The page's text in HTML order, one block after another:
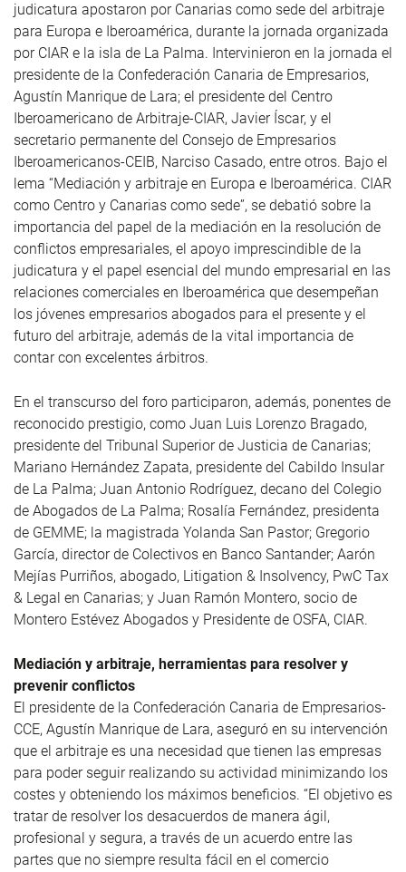
judicatura apostaron por Canarias como sede del arbitraje
para Europa e Iberoamérica, durante la jornada organizada
por CIAR e la isla de La Palma. Intervinieron en la jornada el
presidente de la Confederación Canaria de Empresarios,
Agustín Manrique de Lara; el presidente del Centro
Iberoamericano de Arbitraje-CIAR, Javier Íscar, y el
secretario permanente del Consejo de Empresarios
Iberoamericanos-CEIB, Narciso Casado, entre otros. Bajo el
lema “Mediación y arbitraje en Europa e Iberoamérica. CIAR
como Centro y Canarias como sede”, se debatió sobre la
importancia del papel de la mediación en la resolución de
conflictos empresariales, el apoyo imprescindible de la
judicatura y el papel esencial del mundo empresarial en las
relaciones comerciales en Iberoamérica que desempeñan
los jóvenes empresarios abogados para el presente y el
futuro del arbitraje, además de la vital importancia de
contar con excelentes árbitros.
En el transcurso del foro participaron, además, ponentes de
reconocido prestigio, como Juan Luis Lorenzo Bragado,
presidente del Tribunal Superior de Justicia de Canarias;
Mariano Hernández Zapata, presidente del Cabildo Insular
de La Palma; Juan Antonio Rodríguez, decano del Colegio
de Abogados de La Palma; Rosalía Fernández, presidenta
de GEMME; la magistrada Yolanda San Pastor; Gregorio
García, director de Colectivos en Banco Santander; Aarón
Mejías Purriños, abogado, Litigation & Insolvency, PwC Tax
& Legal en Canarias; y Juan Ramón Montero, socio de
Montero Estévez Abogados y Presidente de OSFA, CIAR.
Mediación y arbitraje, herramientas para resolver y
prevenir conflictos
El presidente de la Confederación Canaria de Empresarios-
CCE, Agustín Manrique de Lara, aseguró en su intervención
que el arbitraje es una necesidad que tienen las empresas
para poder seguir realizando su actividad minimizando los
costes y obteniendo los máximos beneficios. “El objetivo es
tratar de resolver los desacuerdos de manera ágil,
profesional y segura, a través de un acuerdo entre las
partes que no siempre resulta fácil en el comercio